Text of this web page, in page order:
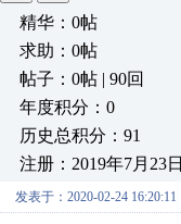
精华：0帖
求助：0帖
帖子：0帖 | 90回
年度积分：0
历史总积分：91
注册：2019年7月23日
发表于：2020-02-24 16:20:11